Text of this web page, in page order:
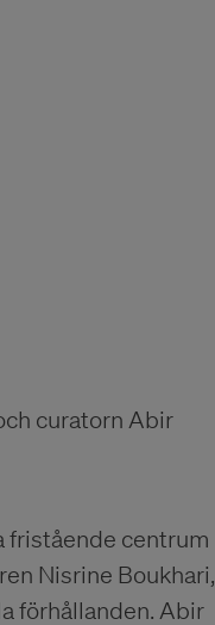
curatorn Abir
fristående centrum
Nisrine Boukhari,
förhållanden. Abir